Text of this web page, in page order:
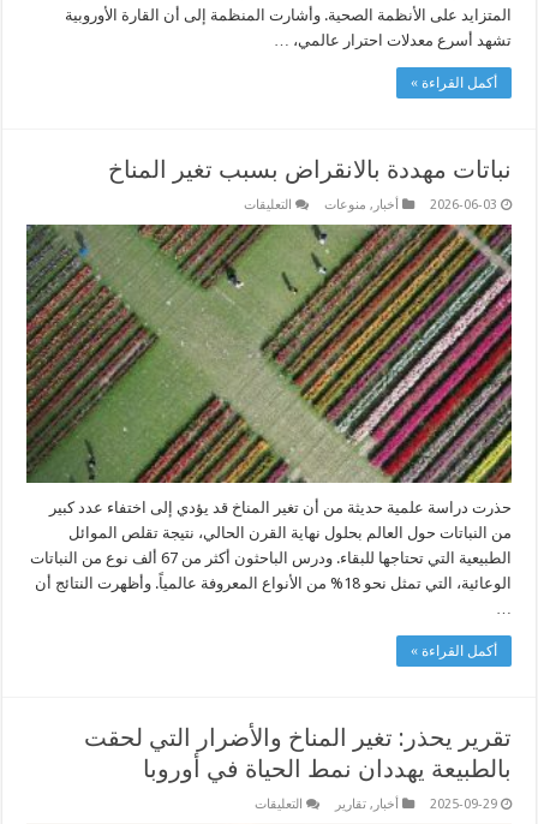
المتزايد على الأنظمة الصحية. وأشارت المنظمة إلى أن القارة الأوروبية
تشهد أسرع معدلات احترار عالمي، …
أكمل القراءة »
نباتات مهددة بالانقراض بسبب تغير المناخ
2026-06-03 أخبار , منوعات التعليقات
مهددة
بالانقراض
بسبب
تغير
المناخ
مغلقة
حذرت دراسة علمية حديثة من أن تغير المناخ قد يؤدي إلى اختفاء عدد كبير
من النباتات حول العالم بحلول نهاية القرن الحالي، نتيجة تقلص الموائل
الطبيعية التي تحتاجها للبقاء. ودرس الباحثون أكثر من 67 ألف نوع من النباتات
الوعائية، التي تمثل نحو 18% من الأنواع المعروفة عالمياً. وأظهرت النتائج أن
أكمل القراءة »
تقرير يحذر: تغير المناخ والأضرار التي لحقت
بالطبيعة يهددان نمط الحياة في أوروبا
2025-09-29 أخبار ,تقارير التعليقات